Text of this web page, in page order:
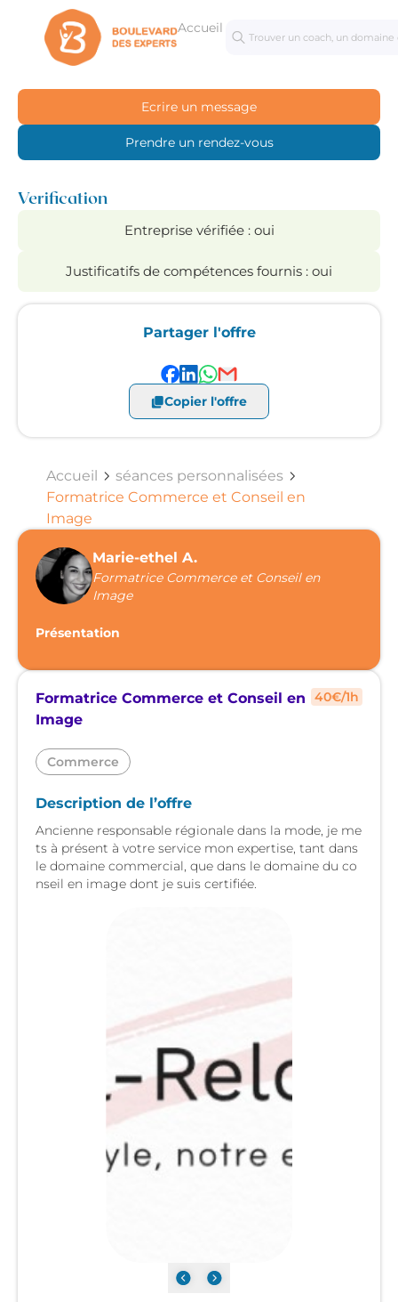
Accueil
Séances
personnalisées
Accueil
séances personnalisées
Formatrice Commerce et Conseil en
Image
Marie-ethel A.
Formatrice Commerce et Conseil en
Image
Présentation
Formatrice Commerce et Conseil en
Image
40€/1h
Commerce
Description de l’offre
Ancienne responsable régionale dans la mode, je me
ts à présent à votre service mon expertise, tant dans
le domaine commercial, que dans le domaine du co
nseil en image dont je suis certifiée.
Ecrire un message
Prendre un rendez-vous
Verification
Entreprise vérifiée : oui
Justificatifs de compétences fournis : oui
Partager l'offre
Copier l'offre